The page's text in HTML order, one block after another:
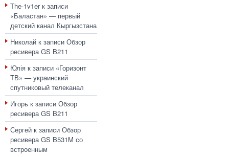
The-1v1erк записи
«Баластан» — первый
детский канал Кыргызстана
Николай к записи Обзор
ресивера GS B211
Юлія к записи «Горизонт
ТВ» — украинский
спутниковый телеканал
Игорь к записи Обзор
ресивера GS B211
Сергей к записи Обзор
ресивера GS B531M со
встроенным